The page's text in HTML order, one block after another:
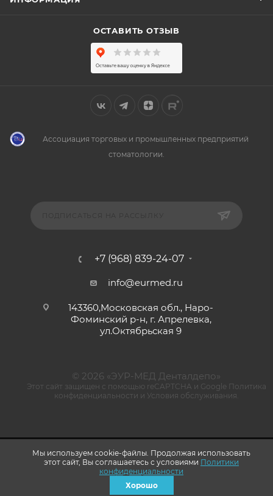
ОСТАВИТЬ ОТЗЫВ
Ассоциация торговых и промышленных предприятий
стоматологии.
+7 (968) 839-24-07
info@eurmed.ru
143360,Московская обл., Наро-
Фоминский р-н, г. Апрелевка,
ул.Октябрьская 9
© 2026 «ЭУР-МЕД Денталдепо»
Этот сайт защищен с помощью reCAPTCHA и Google Политика
конфиденциальности и Условия обслуживания
Мы используем cookie-файлы. Продолжая использовать
этот сайт, Вы соглашаетесь с условиями Политики
конфиденциальности
Хорошо